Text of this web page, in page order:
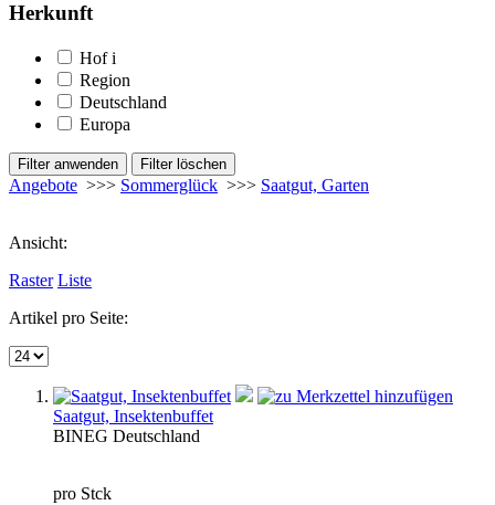
Herkunft
Hof i
Region
Deutschland
Europa
Angebote >>> Sommerglück >>> Saatgut, Garten
Ansicht:
Raster Liste
Artikel pro Seite:
Saatgut, Insektenbuffet
BINEG Deutschland
pro Stck